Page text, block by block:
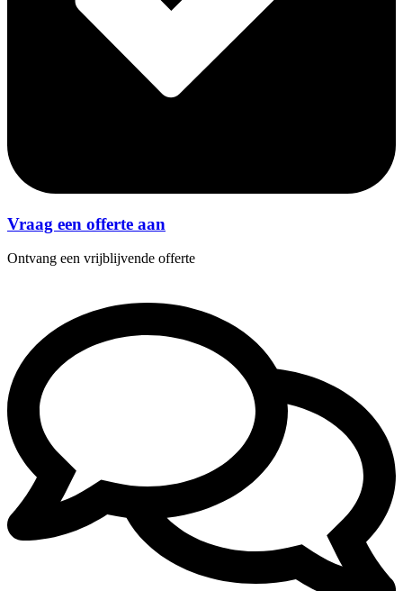
Vraag een offerte aan
Ontvang een vrijblijvende offerte